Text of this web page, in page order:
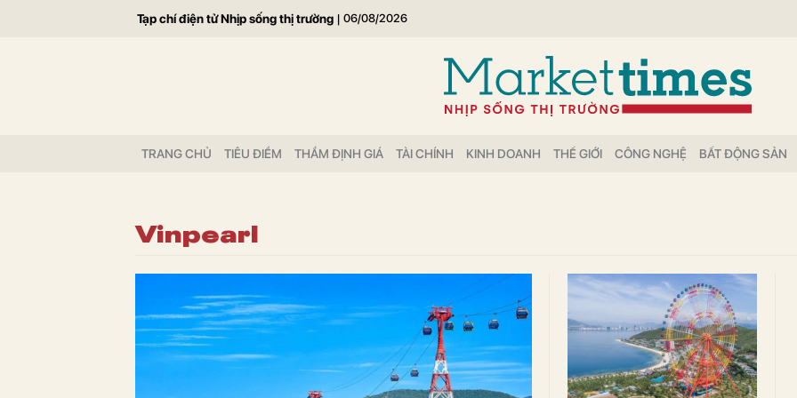
Tạp chí điện tử Nhịp sống thị trường | 06/08/2026
TRANG CHỦ TIÊU ĐIỂM THẨM ĐỊNH GIÁ TÀI CHÍNH KINH DOANH THẾ GIỚI CÔNG NGHỆ BẤT ĐỘNG SẢN
Vinpearl